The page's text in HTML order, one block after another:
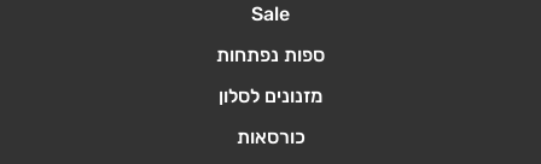
Sale
ספות נפתחות
מזנונים לסלון
כורסאות